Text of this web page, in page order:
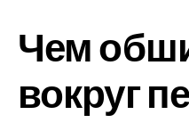
Чем
вокруг